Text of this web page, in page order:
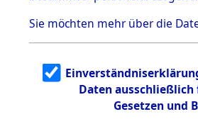
Todesmärsch
en
5.3.2
g
5.3.3
Todesmärsch
Sie möchten mehr über die
Daten
Gesetzen und